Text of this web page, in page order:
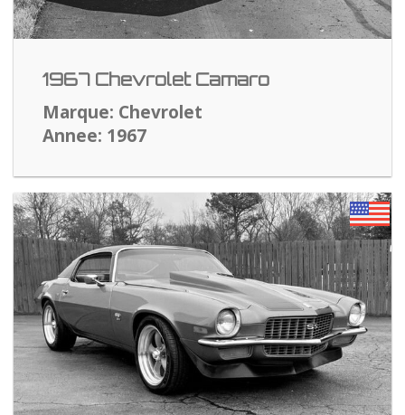
1967 Chevrolet Camaro
Marque: Chevrolet
Annee: 1967